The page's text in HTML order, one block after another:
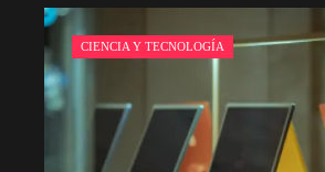
CIENCIA Y TECNOLOGÍA